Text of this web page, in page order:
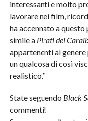
interessanti e molto
lavorare nei film,
ha accennato a
simile a Pirati dei
appartenenti al
un qualcosa di così
realistico.”
State seguendo Black
commenti!